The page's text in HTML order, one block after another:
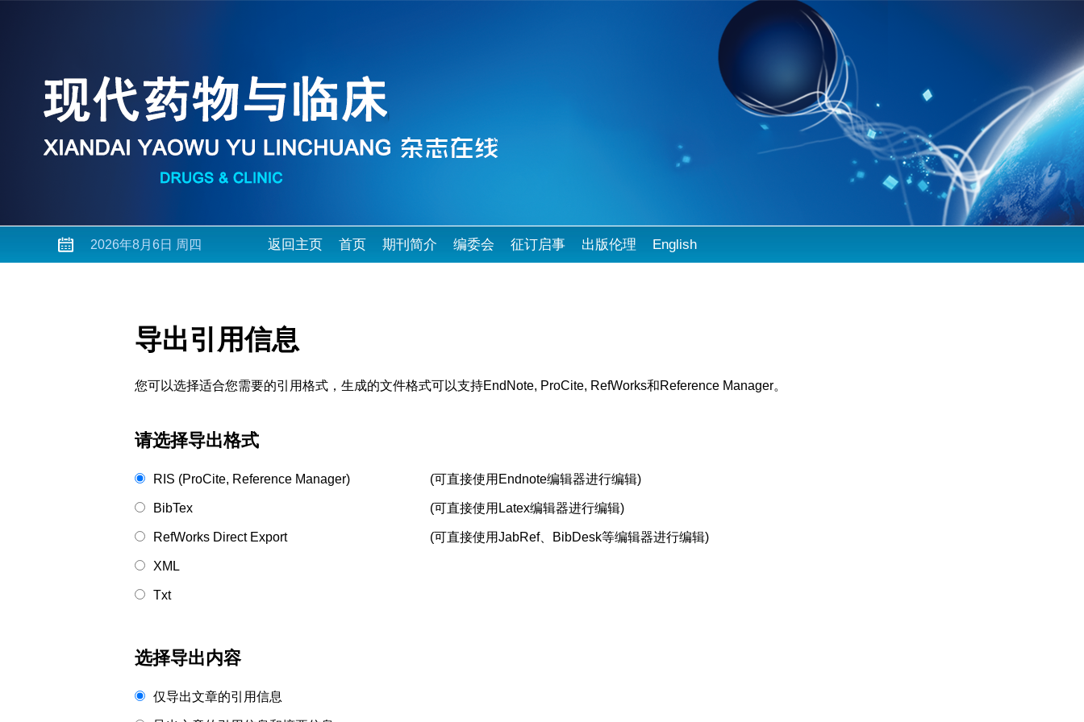
2026年8月6日 周四 返回主页 首页 期刊简介 编委会 征订启事 出版伦理 English
导出引用信息
您可以选择适合您需要的引用格式，生成的文件格式可以支持EndNote, ProCite, RefWorks和Reference Manager。
请选择导出格式
RIS (ProCite, Reference Manager) (可直接使用Endnote编辑器进行编辑)
BibTex (可直接使用Latex编辑器进行编辑)
RefWorks Direct Export (可直接使用JabRef、BibDesk等编辑器进行编辑)
XML
Txt
选择导出内容
仅导出文章的引用信息